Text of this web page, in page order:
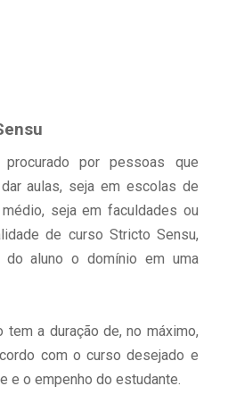
por pessoas que
aulas, seja em escolas de
seja em faculdades ou
de curso Stricto Sensu,
do aluno o domínio em uma
a duração de, no máximo,
com o curso desejado e
e o empenho do estudante.